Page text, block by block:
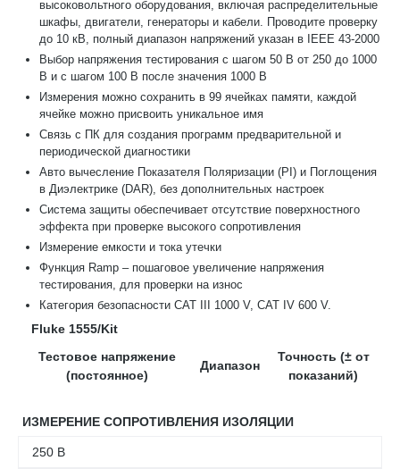
высоковольтного оборудования, включая распределительные
шкафы, двигатели, генераторы и кабели. Проводите проверку
до 10 кВ, полный диапазон напряжений указан в IEEE 43-2000
Выбор напряжения тестирования с шагом 50 В от 250 до 1000
В и с шагом 100 В после значения 1000 В
Измерения можно сохранить в 99 ячейках памяти, каждой
ячейке можно присвоить уникальное имя
Связь с ПК для создания программ предварительной и
периодической диагностики
Авто вычесление Показателя Поляризации (PI) и Поглощения
в Диэлектрике (DAR), без дополнительных настроек
Система защиты обеспечивает отсутствие поверхностного
эффекта при проверке высокого сопротивления
Измерение емкости и тока утечки
Функция Ramp – пошаговое увеличение напряжения
тестирования, для проверки на износ
Категория безопасности CAT III 1000 V, CAT IV 600 V.
Fluke 1555/Kit
Тестовое напряжение
(постоянное)
Диапазон
Точность (± от
показаний)
ИЗМЕРЕНИЕ СОПРОТИВЛЕНИЯ ИЗОЛЯЦИИ
250 В